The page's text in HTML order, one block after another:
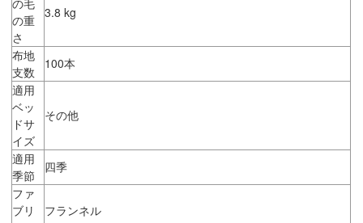
の重
さ
3.8 kg
布地
支数
100本
適用
ベッ
ドサ
イズ
その他
適用
季節
四季
ファ
ブリ
フランネル